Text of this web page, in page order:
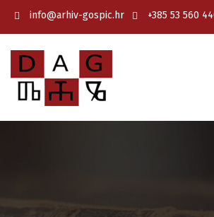
info@arhiv-gospic.hr +385 53 560